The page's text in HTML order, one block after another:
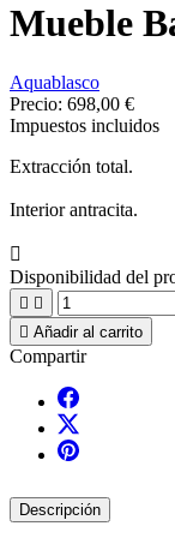
Mueble
Aquablasco
Precio: 698,00 €
Impuestos incluidos
Extracción total.
Interior antracita.

Disponibilidad del
 
 Añadir al carrito
Compartir
Descripción